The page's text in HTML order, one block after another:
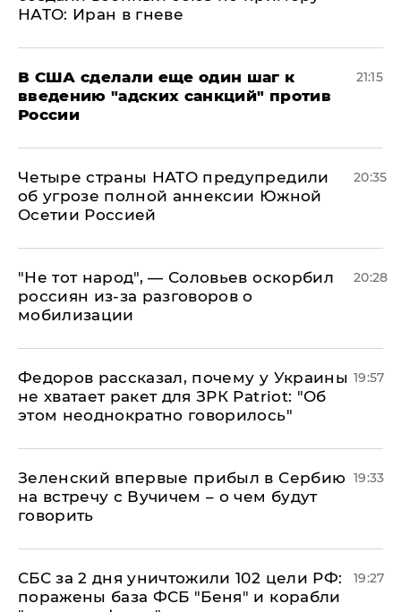
НАТО: Иран в гневе
В США сделали еще один шаг к
введению "адских санкций" против
России
21:15
Четыре страны НАТО предупредили
об угрозе полной аннексии Южной
Осетии Россией
20:35
​"Не тот народ", — Соловьев оскорбил
россиян из-за разговоров о
мобилизации
20:28
Федоров рассказал, почему у Украины
не хватает ракет для ЗРК Patriot: "Об
этом неоднократно говорилось"
19:57
Зеленский впервые прибыл в Сербию
на встречу с Вучичем – о чем будут
говорить
19:33
СБС за 2 дня уничтожили 102 цели РФ:
поражены база ФСБ "Беня" и корабли
19:27